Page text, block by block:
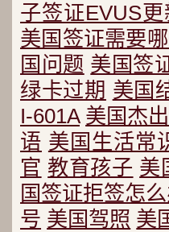
子签证EVUS
美国签证需要
国问题 美国签
绿卡过期 美国
I-601A 美国杰
语 美国生活常
官 教育孩子 美
国签证拒签怎
号 美国驾照 美